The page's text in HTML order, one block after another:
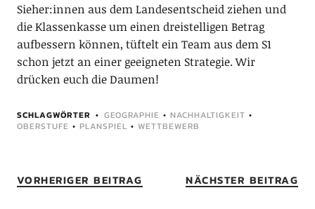
Sieher:innen aus dem Landesentscheid ziehen und
die Klassenkasse um einen dreistelligen Betrag
aufbessern können, tüftelt ein Team aus dem S1
schon jetzt an einer geeigneten Strategie. Wir
drücken euch die Daumen!
SCHLAGWÖRTER GEOGRAPHIE • NACHHALTIGKEIT •
OBERSTUFE • PLANSPIEL • WETTBEWERB
VORHERIGER BEITRAG NÄCHSTER BEITRAG